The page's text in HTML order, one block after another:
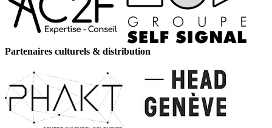
Partenaires culturels & distribution